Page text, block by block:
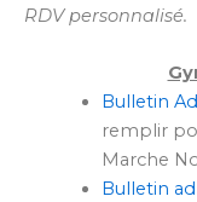
RDV personnalisé.
Bulletin
remplir
Marche
Bulletin